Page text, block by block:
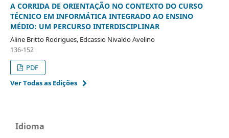
A CORRIDA DE ORIENTAÇÃO NO CONTEXTO DO CURSO
TÉCNICO EM INFORMÁTICA INTEGRADO AO ENSINO
MÉDIO: UM PERCURSO INTERDISCIPLINAR
Aline Britto Rodrigues, Edcassio Nivaldo Avelino
136-152
PDF
Ver Todas as Edições
Idioma